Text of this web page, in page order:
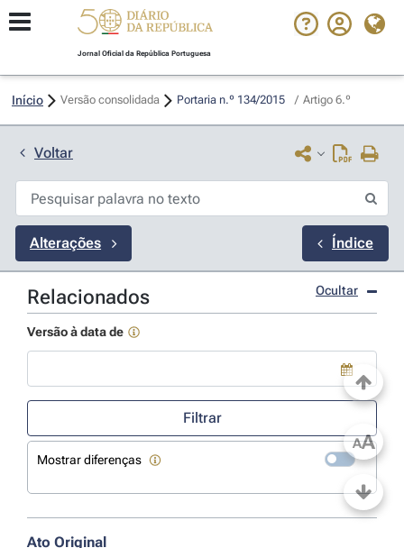
Jornal Oficial da República Portuguesa
Início Versão consolidada Portaria n.º 134/2015 / Artigo 6.º
Voltar
Alterações Índice
Relacionados Ocultar
Versão à data de
Use a tecla de seta para baixo para abrir o calendário; Use as
Filtrar
Mostrar diferenças
Ato Original
AA